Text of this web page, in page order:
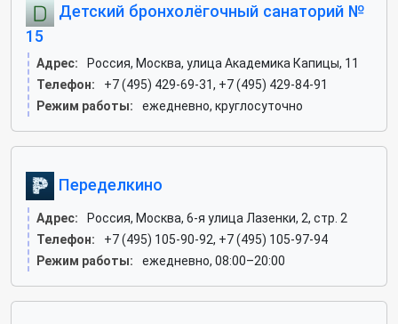
Детский бронхолёгочный санаторий №
15
Адрес:
Россия, Москва, улица Академика Капицы, 11
Телефон:
+7 (495) 429-69-31, +7 (495) 429-84-91
Режим работы:
ежедневно, круглосуточно
Переделкино
Адрес:
Россия, Москва, 6-я улица Лазенки, 2, стр. 2
Телефон:
+7 (495) 105-90-92, +7 (495) 105-97-94
Режим работы:
ежедневно, 08:00–20:00